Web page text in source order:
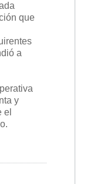
que
a
y
el